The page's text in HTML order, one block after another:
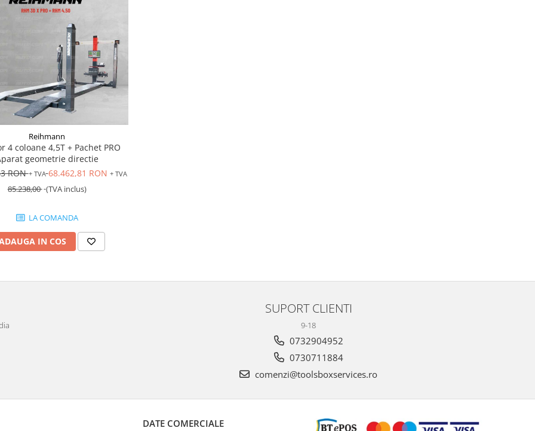
Reihmann
4 coloane 4,5T + Pachet PRO
geometrie directie
RON+ TVA 68.462,81 RON + TVA
85.238,00 (TVA inclus)
LA COMANDA
IN COS
SUPORT CLIENTI
9-18
0732904952
0730711884
comenzi@toolsboxservices.ro
DATE COMERCIALE